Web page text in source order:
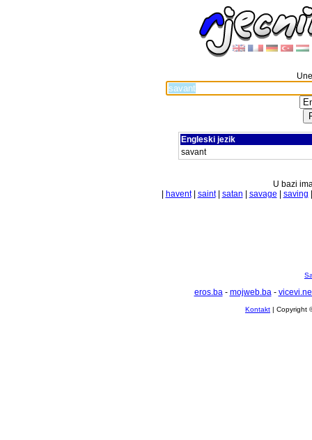
Engleski jezik
savant
U bazi
havent| saint| satan savage saving
eros.ba- mojweb.ba-
Kontakt | Copyright